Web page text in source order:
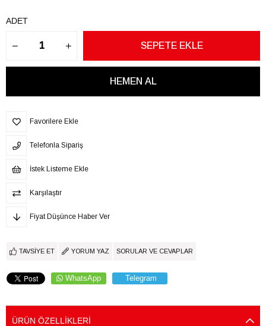
ADET
Favorilere Ekle
Telefonla Sipariş
İstek Listeme Ekle
Karşılaştır
Fiyat Düşünce Haber Ver
TAVSIYE ET YORUM YAZ SORULAR VE CEVAPLAR
WhatsApp Telegram
ÜRÜN ÖZELLIKLERI